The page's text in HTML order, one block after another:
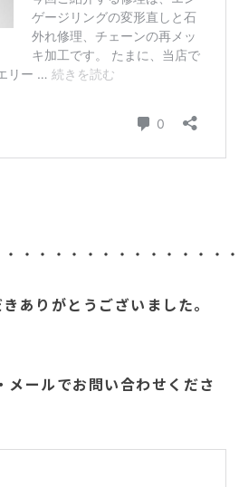
・・・・・・・・・・・・・
ありがとうございました。
メールでお問い合わせくださ